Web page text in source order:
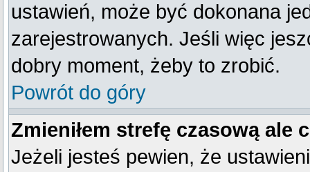
ustawień, może być dokonana
zarejestrowanych. Jeśli więc
dobry moment, żeby to zrobić.
Powrót do góry
Zmieniłem strefę czasową ale
Jeżeli jesteś pewien, że